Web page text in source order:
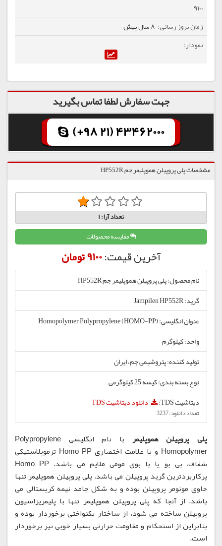
9100
8 سال پیش
جهت سفارش لطفا تماس بگیرید
(+98 21) 43462000
مشخصات پلی پروپیلن هموپلیمر جم HP552R
تعداد آرا:1
مقایسه محصولات
آخرین قیمت:9100 تومان
نام محصول: پلی پروپیلن هموپلیمر جم HP552R
گرید: Jampilen HP552R
عنوان انگلیسی: Homopolymer Polypropylene (HOMO-PP)
واحد: کیلوگرم
تولید کننده: پتروشیمی جم، ایران
نوع بسته بندی: کیسه 25 کیلوگرمی
دیتاشیت TDS:
دانلود دیتاشیت TDS
تعداد دانلود :3237
پلی پروپیلن هموپلیمر
با نام انگلیسی Polypropylene
Homopolymer و با علامت اختصاری Homo PP ترموپلاستیکی
شفاف، بی بو یا با بوی مومی ملایم می باشد. Homo PP
پرکاربردترین گرید پروپیلن می باشد. پلی پروپیلن هموپلیمر تنها
حاوی مونومر پروپیلن بوده و به شکل جامد نیمه کریستالی می
باشد. از آنجا که پلی پروپیلن هموپلیمر تنها با پلیمریزاسیون
پروپیلن ساخته می شود، از ساختار یکنواختی برخوردار بوده و
بنابراین از استحکام و مقاومت حرارتی بسیار خوبی نیز برخوردار
است.